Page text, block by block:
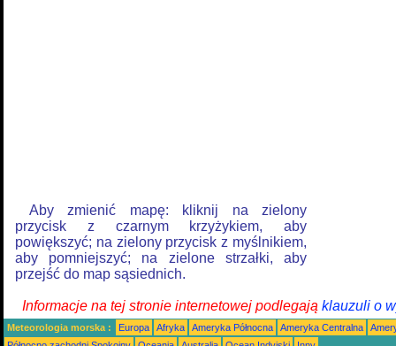
Aby zmienić mapę: kliknij na zielony
przycisk z czarnym krzyżykiem, aby
powiększyć; na zielony przycisk z myślnikiem,
aby pomniejszyć; na zielone strzałki, aby
przejść do map sąsiednich.
Informacje na tej stronie internetowej podlegają klauzuli o
Meteorologia morska : Europa Afryka Ameryka Północna Ameryka Centralna